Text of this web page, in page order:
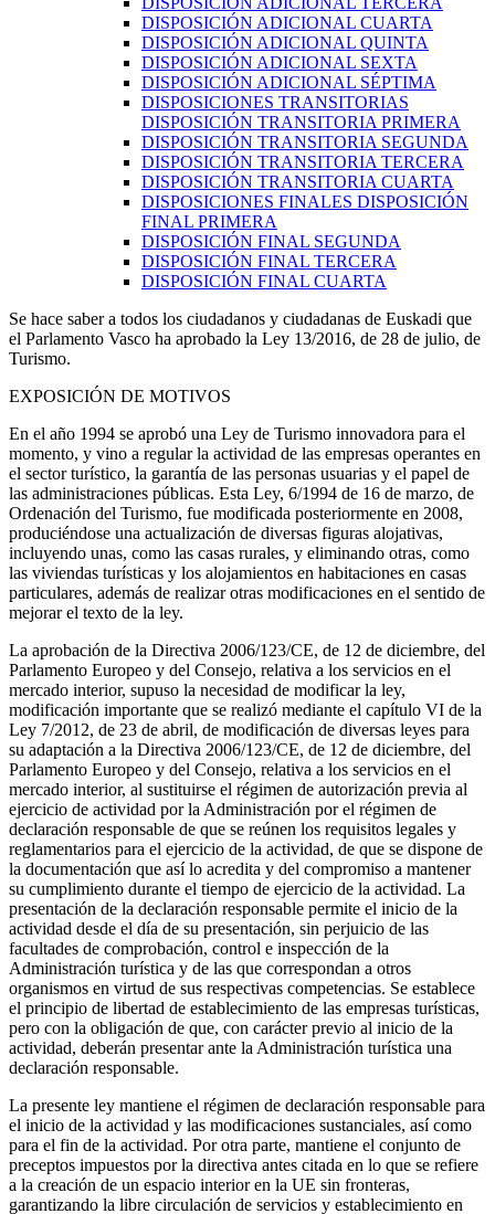
DISPOSICIÓN ADICIONAL CUARTA
DISPOSICIÓN ADICIONAL QUINTA
DISPOSICIÓN ADICIONAL SEXTA
DISPOSICIÓN ADICIONAL SÉPTIMA
DISPOSICIONES TRANSITORIAS
DISPOSICIÓN TRANSITORIA PRIMERA
DISPOSICIÓN TRANSITORIA SEGUNDA
DISPOSICIÓN TRANSITORIA TERCERA
DISPOSICIÓN TRANSITORIA CUARTA
DISPOSICIONES FINALES DISPOSICIÓN
FINAL PRIMERA
DISPOSICIÓN FINAL SEGUNDA
DISPOSICIÓN FINAL TERCERA
DISPOSICIÓN FINAL CUARTA
Se hace saber a todos los ciudadanos y ciudadanas de Euskadi que
el Parlamento Vasco ha aprobado la Ley 13/2016, de 28 de julio, de
Turismo.
EXPOSICIÓN DE MOTIVOS
En el año 1994 se aprobó una Ley de Turismo innovadora para el
momento, y vino a regular la actividad de las empresas operantes en
el sector turístico, la garantía de las personas usuarias y el papel de
las administraciones públicas. Esta Ley, 6/1994 de 16 de marzo, de
Ordenación del Turismo, fue modificada posteriormente en 2008,
produciéndose una actualización de diversas figuras alojativas,
incluyendo unas, como las casas rurales, y eliminando otras, como
las viviendas turísticas y los alojamientos en habitaciones en casas
particulares, además de realizar otras modificaciones en el sentido de
mejorar el texto de la ley.
La aprobación de la Directiva 2006/123/CE, de 12 de diciembre, del
Parlamento Europeo y del Consejo, relativa a los servicios en el
mercado interior, supuso la necesidad de modificar la ley,
modificación importante que se realizó mediante el capítulo VI de la
Ley 7/2012, de 23 de abril, de modificación de diversas leyes para
su adaptación a la Directiva 2006/123/CE, de 12 de diciembre, del
Parlamento Europeo y del Consejo, relativa a los servicios en el
mercado interior, al sustituirse el régimen de autorización previa al
ejercicio de actividad por la Administración por el régimen de
declaración responsable de que se reúnen los requisitos legales y
reglamentarios para el ejercicio de la actividad, de que se dispone de
la documentación que así lo acredita y del compromiso a mantener
su cumplimiento durante el tiempo de ejercicio de la actividad. La
presentación de la declaración responsable permite el inicio de la
actividad desde el día de su presentación, sin perjuicio de las
facultades de comprobación, control e inspección de la
Administración turística y de las que correspondan a otros
organismos en virtud de sus respectivas competencias. Se establece
el principio de libertad de establecimiento de las empresas turísticas,
pero con la obligación de que, con carácter previo al inicio de la
actividad, deberán presentar ante la Administración turística una
declaración responsable.
La presente ley mantiene el régimen de declaración responsable para
el inicio de la actividad y las modificaciones sustanciales, así como
para el fin de la actividad. Por otra parte, mantiene el conjunto de
preceptos impuestos por la directiva antes citada en lo que se refiere
a la creación de un espacio interior en la UE sin fronteras,
garantizando la libre circulación de servicios y establecimiento en